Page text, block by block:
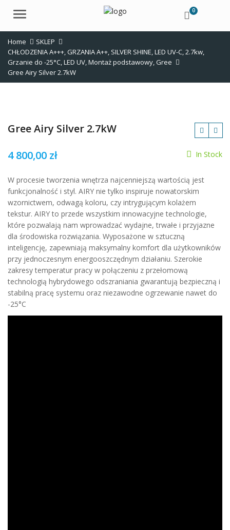
Menu 0
Home
SKLEP
CHŁODZENIA A+++,GRZANIA A++, SILVER SHINE,LED UV-C,2.7kw,
Grzanie do -25°C,LED UV,Montaż podstawowy,Gree
Gree Airy Silver 2.7kW
Gree Airy Silver 2.7kW
zł
zł
4 800,00 zł In Stock
W procesie tworzenia wnętrza najcenniejszą wartością jest
funkcjonalność i styl. AIRY nie tylko inspiruje nowatorskim
wzornictwem, odwagą koloru, czy intrygującym kolażem
tekstur. AIRY to przede wszystkim innowacyjne technologie,
które pozwalają nam wprowadzać wydajne, trwałe i przyjazne
dla środowiska rozwiązania. Wyposażone w sztuczną
inteligencję, zapewniają maksymalny komfort dla użytkowników
przy jednoczesnym energooszczędnym działaniu. Szerokie
zakresy temperatur pracy w połączeniu z przełomową
technologią hybrydowego odszraniania gwarantują bezpieczną i
stabilną pracę systemu oraz niezawodne ogrzewanie nawet do
-25°C